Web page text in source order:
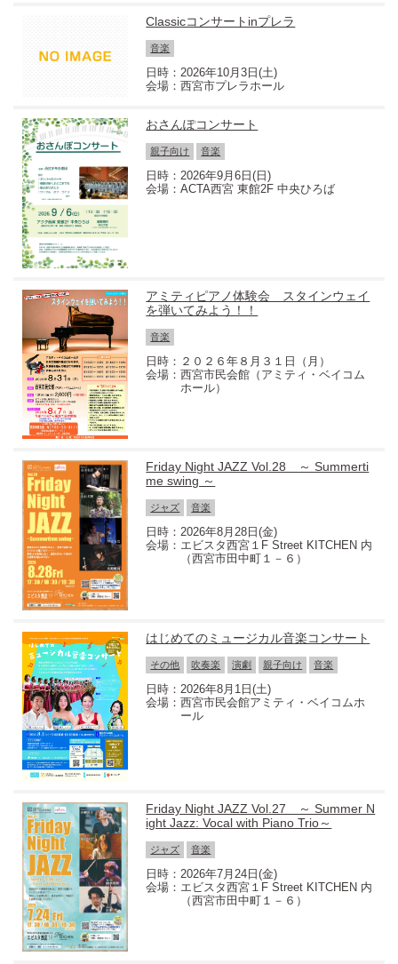
Classicコンサートinプレラ
音楽
2026年10月3日(土)
西宮市プレラホール
おさんぽコンサート
親子向け 音楽
2026年9月6日(日)
ACTA西宮 東館2F 中央ひろば
アミティピアノ体験会 スタインウェイ
を弾いてみよう！！
音楽
２０２６年８月３１日（月）
西宮市民会館（アミティ・ベイコム
ホール）
Friday Night JAZZ Vol.28 ～ Summerti
me swing ～
ジャズ 音楽
2026年8月28日(金)
エビスタ西宮１F Street KITCHEN 内
（西宮市田中町１－６）
はじめてのミュージカル音楽コンサート
その他 吹奏楽 演劇 親子向け 音楽
2026年8月1日(土)
西宮市民会館アミティ・ベイコムホ
ール
Friday Night JAZZ Vol.27 ～ Summer N
ight Jazz: Vocal with Piano Trio～
ジャズ 音楽
2026年7月24日(金)
エビスタ西宮１F Street KITCHEN 内
（西宮市田中町１－６）